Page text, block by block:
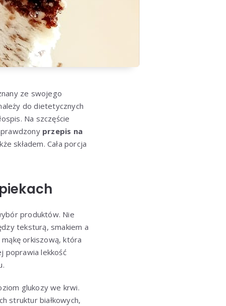
ze swojego
do dietetycznych
Na szczęście
przepis na
składem. Cała porcja
produktów. Nie
teksturą, smakiem a
orkiszową, która
poprawia lekkość
glukozy we krwi.
struktur białkowych,